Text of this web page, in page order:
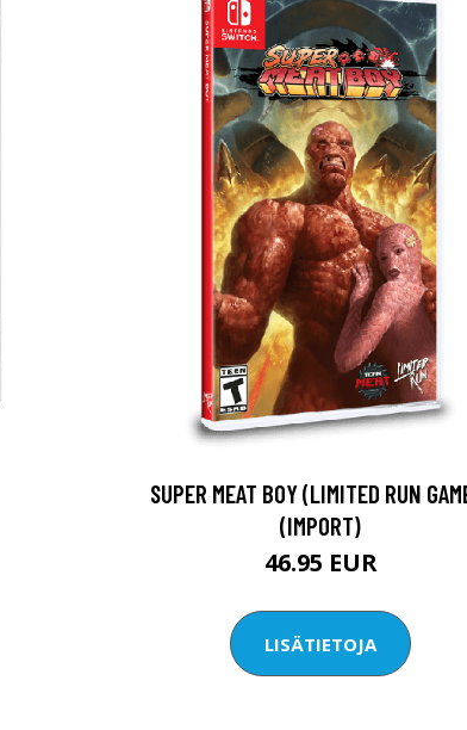
SUPER MEAT BOY (LIMITED RUN
(IMPORT)
46.95 EUR
LISÄTIETOJA